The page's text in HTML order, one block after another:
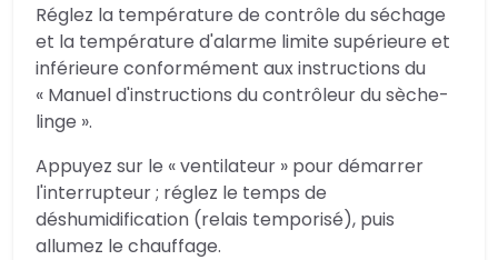
Réglez la température de contrôle du séchage
et la température d'alarme limite supérieure et
inférieure conformément aux instructions du
« Manuel d'instructions du contrôleur du sèche-
linge ».
Appuyez sur le « ventilateur » pour démarrer
l'interrupteur ; réglez le temps de
déshumidification (relais temporisé), puis
allumez le chauffage.